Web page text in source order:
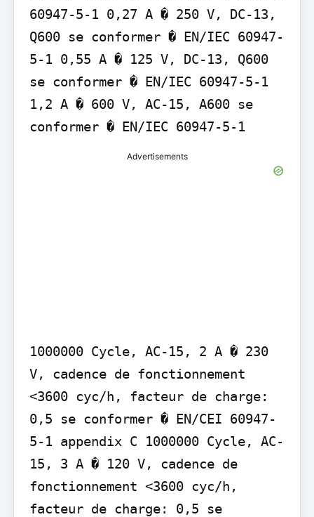
60947-5-1 0,27 A � 250 V, DC-13,
Q600 se conformer � EN/IEC 60947-
5-1 0,55 A � 125 V, DC-13, Q600
se conformer � EN/IEC 60947-5-1
1,2 A � 600 V, AC-15, A600 se
conformer � EN/IEC 60947-5-1
Advertisements
1000000 Cycle, AC-15, 2 A � 230
V, cadence de fonctionnement
<3600 cyc/h, facteur de charge:
0,5 se conformer � EN/CEI 60947-
5-1 appendix C 1000000 Cycle, AC-
15, 3 A � 120 V, cadence de
fonctionnement <3600 cyc/h,
facteur de charge: 0,5 se